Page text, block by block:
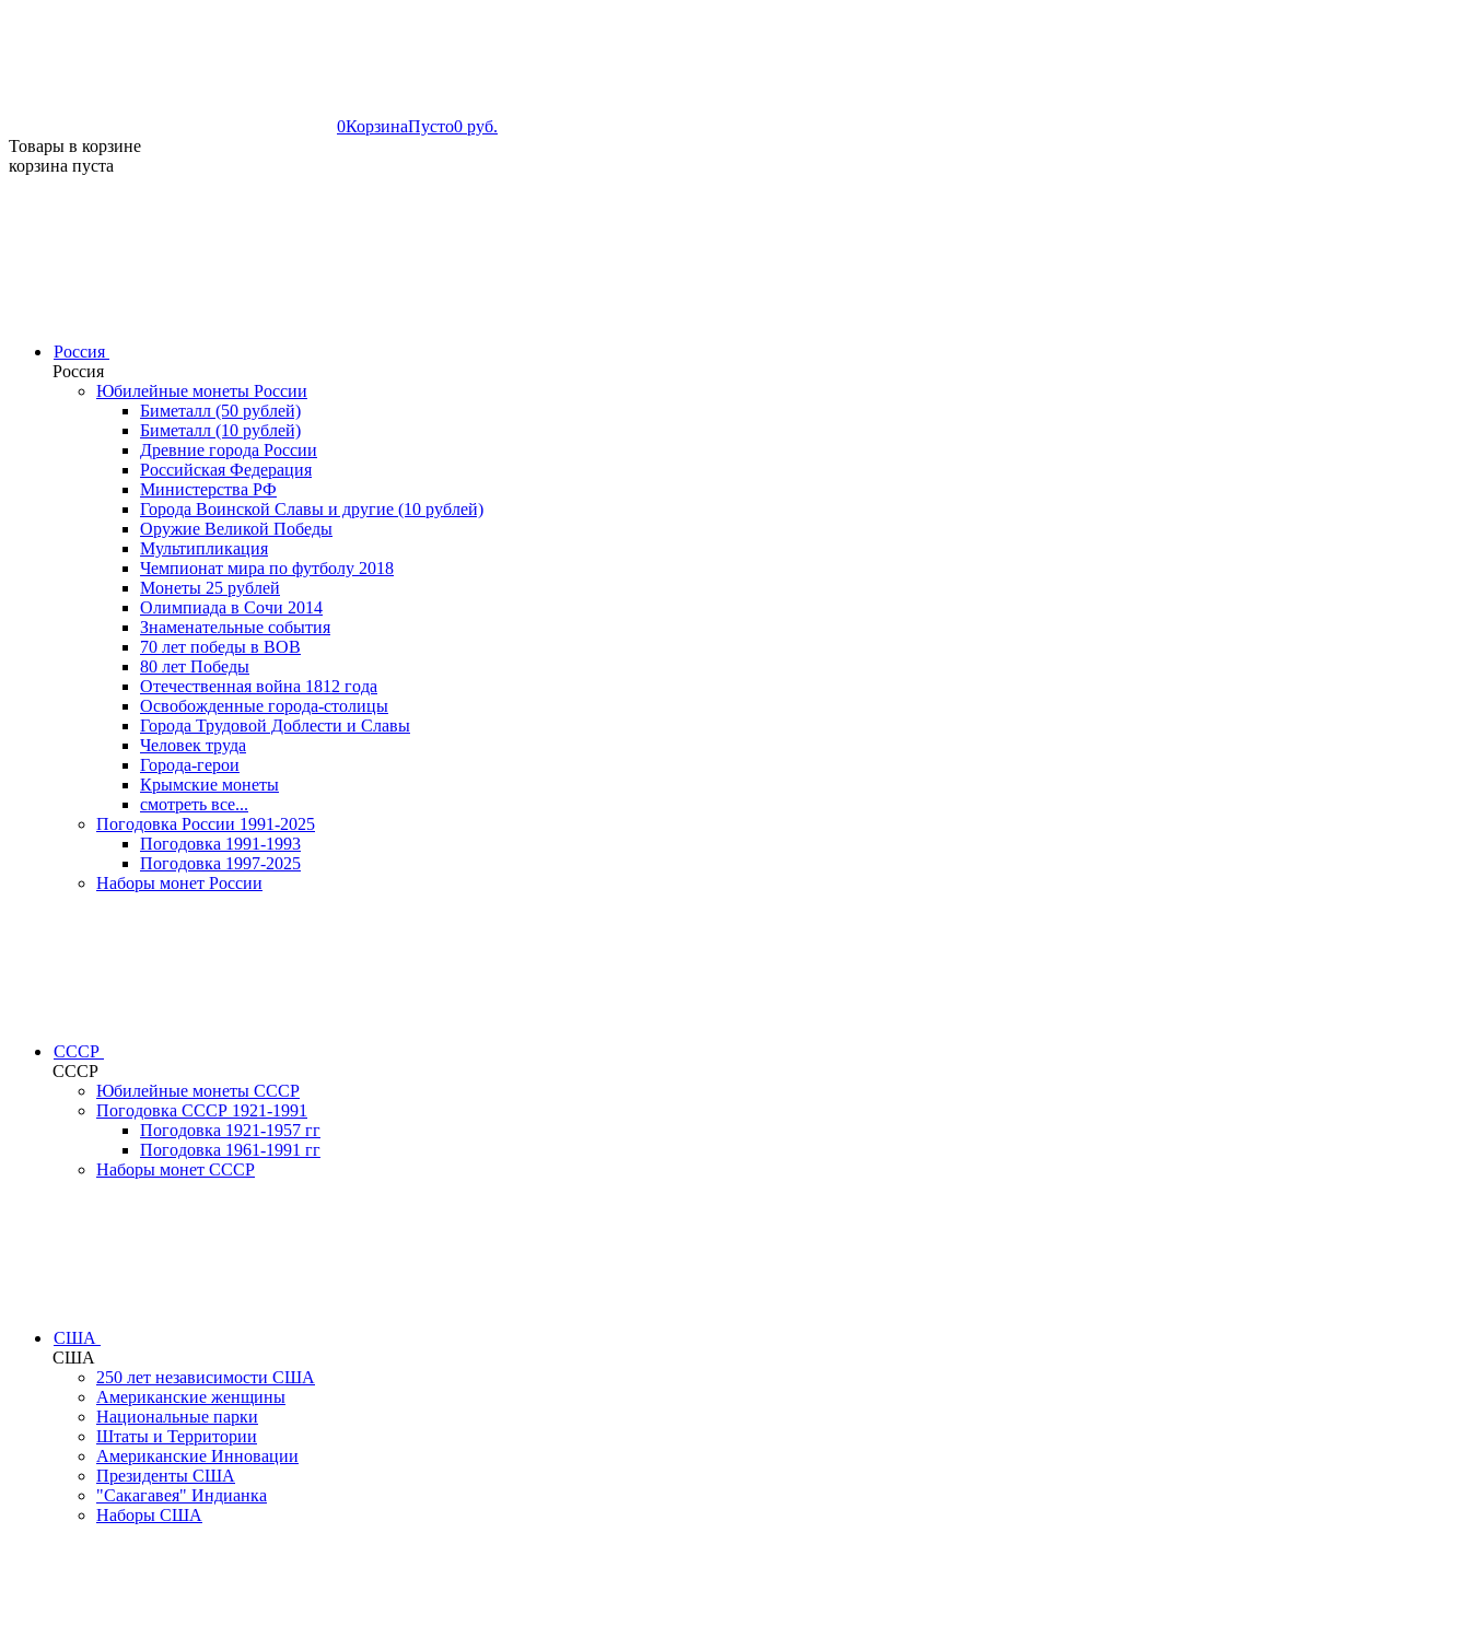
0КорзинаПусто0 руб.
Товары в корзине
корзина пуста
Россия
Россия
Юбилейные монеты России
Биметалл (50 рублей)
Биметалл (10 рублей)
Древние города России
Российская Федерация
Министерства РФ
Города Воинской Славы и другие (10 рублей)
Оружие Великой Победы
Мультипликация
Чемпионат мира по футболу 2018
Монеты 25 рублей
Олимпиада в Сочи 2014
Знаменательные события
70 лет победы в ВОВ
80 лет Победы
Отечественная война 1812 года
Освобожденные города-столицы
Города Трудовой Доблести и Славы
Человек труда
Города-герои
Крымские монеты
смотреть все...
Погодовка России 1991-2025
Погодовка 1991-1993
Погодовка 1997-2025
Наборы монет России
СССР
СССР
Юбилейные монеты СССР
Погодовка СССР 1921-1991
Погодовка 1921-1957 гг
Погодовка 1961-1991 гг
Наборы монет СССР
США
США
250 лет независимости США
Американские женщины
Национальные парки
Штаты и Территории
Американские Инновации
Президенты США
"Сакагавея" Индианка
Наборы США